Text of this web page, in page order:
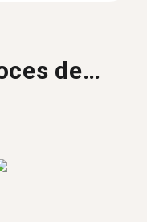
de…